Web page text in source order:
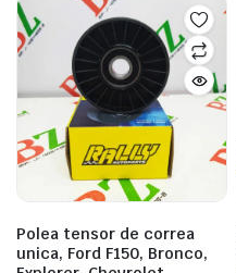
Polea tensor de correa
unica, Ford F150, Bronco,